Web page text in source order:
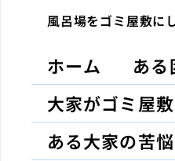
風呂場をゴミ屋敷に
ホーム あ
大家がゴミ屋
ある大家の苦